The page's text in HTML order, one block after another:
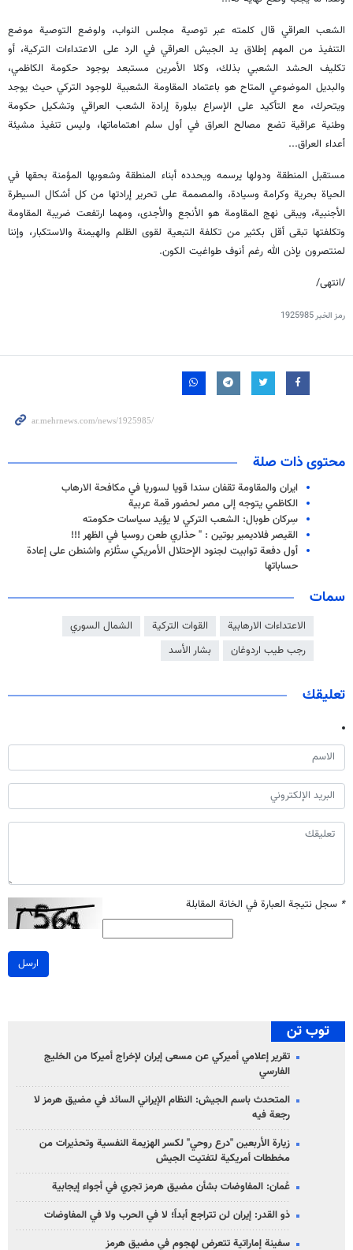
الشعب العراقي قال كلمته عبر توصية مجلس النواب، ولوضع التوصية موضع
التنفيذ من المهم إطلاق يد الجيش العراقي في الرد على الاعتداءات التركية، أو
تكليف الحشد الشعبي بذلك، وكلا الأمرين مستبعد بوجود حكومة الكاظمي،
والبديل الموضوعي المتاح هو باعتماد المقاومة الشعبية للوجود التركي حيث يوجد
ويتحرك، مع التأكيد على الإسراع ببلورة إرادة الشعب العراقي وتشكيل حكومة
وطنية عراقية تضع مصالح العراق في أول سلم اهتماماتها، وليس تنفيذ مشيئة
أعداء العراق...
مستقبل المنطقة ودولها يرسمه ويحدده أبناء المنطقة وشعوبها المؤمنة بحقها في
الحياة بحرية وكرامة وسيادة، والمصممة على تحرير إرادتها من كل أشكال السيطرة
الأجنبية، ويبقى نهج المقاومة هو الأنجع والأجدى، ومهما ارتفعت ضريبة المقاومة
وتكلفتها تبقى أقل بكثير من تكلفة التبعية لقوى الظلم والهيمنة والاستكبار، وإننا
لمنتصرون بإذن الله رغم أنوف طواغيت الكون.
/انتهى/
رمز الخبر1925985
محتوى ذات صلة
ايران والمقاومة تقفان سندا قويا لسوريا في مكافحة الارهاب
الكاظمي يتوجه إلى مصر لحضور قمة عربية
سِركان طوبال: الشعب التركي لا يؤيد سياسات حكومته
القيصر فلاديمير بوتين : " حذاري طعن روسيا في الظهر !!!
أول دفعة توابيت لجنود الإحتلال الأمريكي ستُلزم واشنطن على إعادة
حساباتها
سمات
الاعتداءات الارهابية القوات التركية
الشمال السوري
رجب طيب اردوغان
بشار الأسد
تعليقك
* سجل نتيجة العبارة في الخانة المقابلة
ارسل
توب تن
تقرير إعلامي أميركي عن مسعى إيران لإخراج أميركا من الخليج
الفارسي
المتحدث باسم الجيش: النظام الإيراني السائد في مضيق هرمز لا
رجعة فيه
زيارة الأربعين "درع روحي" لكسر الهزيمة النفسية وتحذيرات من
مخططات أمريكية لتفتيت الجيش
عُمان: المفاوضات بشأن مضيق هرمز تجري في أجواء إيجابية
ذو القدر: إيران لن تتراجع أبداً؛ لا في الحرب ولا في المفاوضات
سفينة إماراتية تتعرض لهجوم في مضيق هرمز